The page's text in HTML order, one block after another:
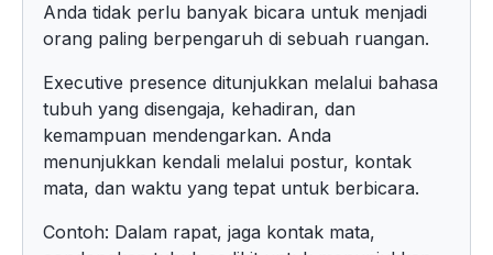
Anda tidak perlu banyak bicara untuk menjadi
orang paling berpengaruh di sebuah ruangan.
Executive presence ditunjukkan melalui bahasa
tubuh yang disengaja, kehadiran, dan
kemampuan mendengarkan. Anda
menunjukkan kendali melalui postur, kontak
mata, dan waktu yang tepat untuk berbicara.
Contoh: Dalam rapat, jaga kontak mata,